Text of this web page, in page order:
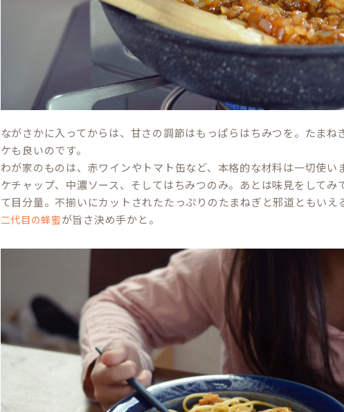
ながさかに入ってからは、甘さの調節はもっぱらはちみつを。たま
ケも良いのです。
わが家のものは、赤ワインやトマト缶など、本格的な材料は一切使い
ケチャップ、中濃ソース、そしてはちみつのみ。あとは味見をして
て目分量。不揃いにカットされたたっぷりのたまねぎと邪道ともい
二代目の蜂蜜が旨さ決め手かと。